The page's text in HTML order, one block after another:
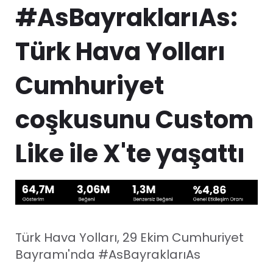
#AsBayraklarıAs:
Türk Hava Yolları
Cumhuriyet
coşkusunu Custom
Like ile X'te yaşattı
Türk Hava Yolları, 29 Ekim Cumhuriyet
Bayramı'nda #AsBayraklarıAs